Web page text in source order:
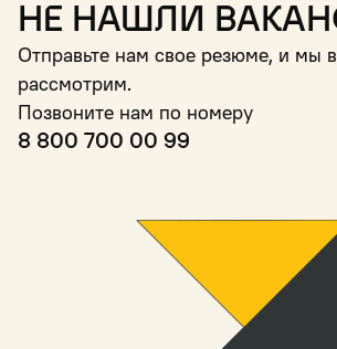
Не нашли
Отправьте нам свое резюме, и мы
рассмотрим.
Позвоните нам по номеру
8 800 700 00 99